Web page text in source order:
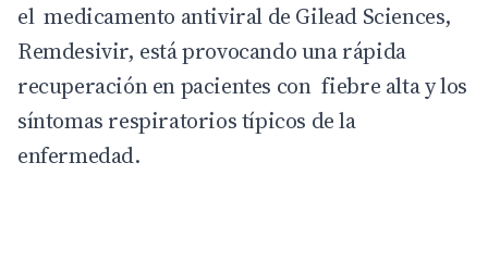
el medicamento antiviral de Gilead Sciences,
Remdesivir, está provocando una rápida
recuperación en pacientes con fiebre alta y los
síntomas respiratorios típicos de la
enfermedad.